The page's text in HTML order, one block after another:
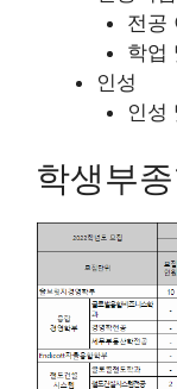
전공
학업
인성
인성
학생부